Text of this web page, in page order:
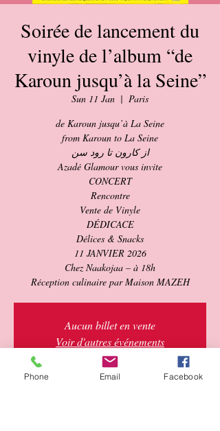
Soirée de lancement du
vinyle de l’album “de
Karoun jusqu’à la Seine”
Sun 11 Jan
  |
Paris
de Karoun jusqu’à La Seine
from Karoun to La Seine
از کارون تا رود سن
Azadé Glamour vous invite
CONCERT
Rencontre
Vente de Vinyle
DÉDICACE
Délices & Snacks
11 JANVIER 2026
Chez Naakojaa – à 18h
Réception culinaire par Maison MAZEH
Aucun billet en vente
Voir d'autres événements
Phone Email Facebook